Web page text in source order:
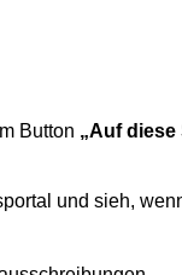
Button „Auf diese
und sieh,